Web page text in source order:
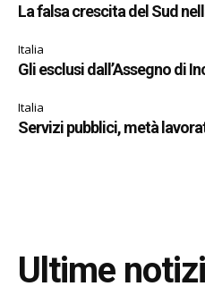
La falsa crescita del Sud
Italia
Gli esclusi dall’Assegno di
Italia
Servizi pubblici, metà
Ultime